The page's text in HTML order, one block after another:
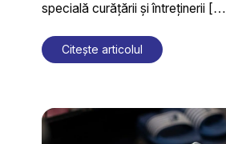
specială curățării și întreținerii
Citește articolul